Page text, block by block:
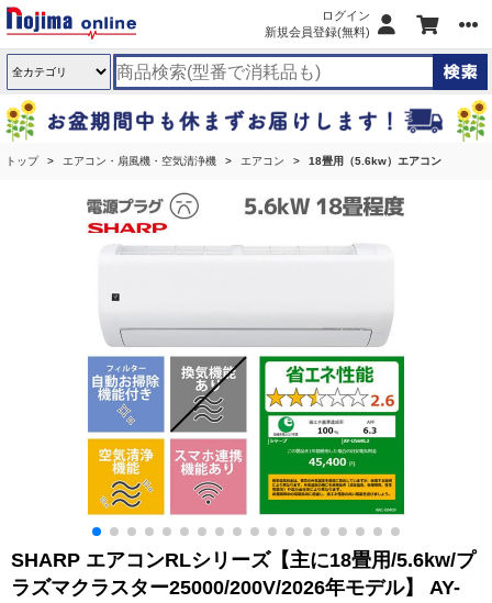
ログイン
新規会員登録(無料)
トップ エアコン・扇風機・空気清浄機 エアコン 18畳用（5.6kw）エアコン
SHARP エアコンRLシリーズ【主に18畳用/5.6kw/プ
ラズマクラスター25000/200V/2026年モデル】 AY-